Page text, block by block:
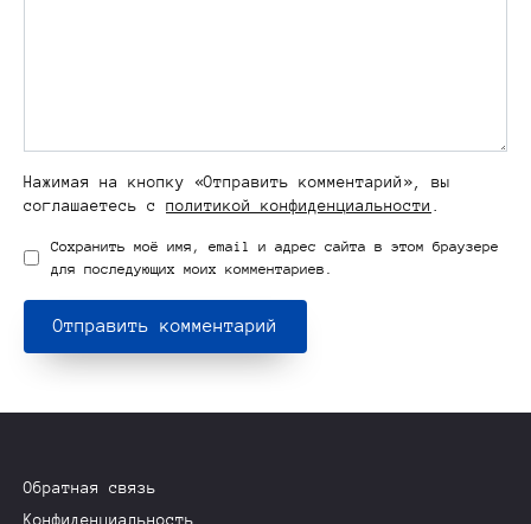
Нажимая на кнопку «Отправить комментарий», вы
соглашаетесь с политикой конфиденциальности
Сохранить моё имя, email и адрес сайта в этом браузере
для последующих моих комментариев.
Обратная связь
Конфиденциальность